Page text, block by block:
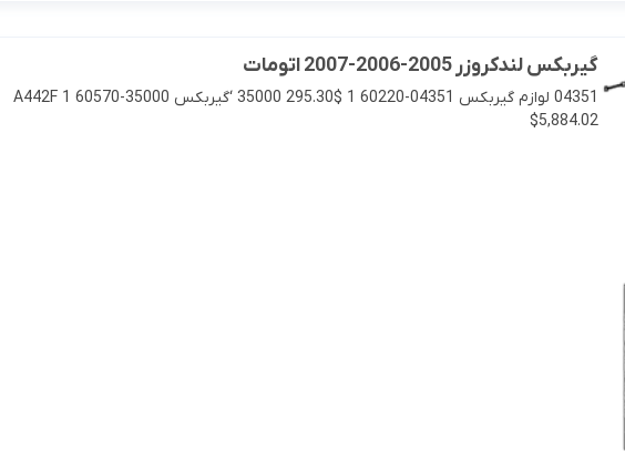
لوازم موتوری فورچونر لوازم بدنه پریوس گیربکس لندکروزر 2005-2006-2007 اتومات
04351 لوازم گیربکس 04351-60220 1 $295.30 35000 ‘گیربکس 35000-60570 A442F 1
$5,884.02